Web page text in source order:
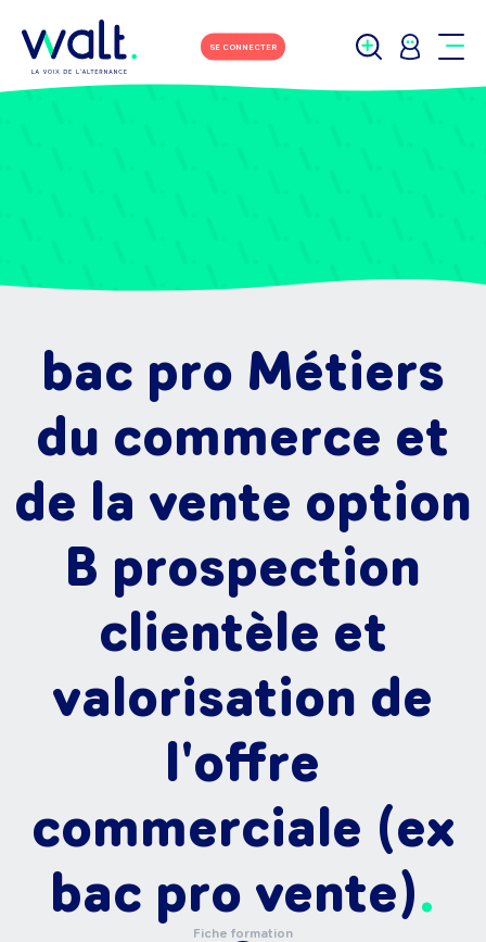
SE CONNECTER
bac pro Métiers
du commerce et
de la vente option
B prospection
clientèle et
valorisation de
l'offre
commerciale (ex
bac pro vente)
Fiche formation